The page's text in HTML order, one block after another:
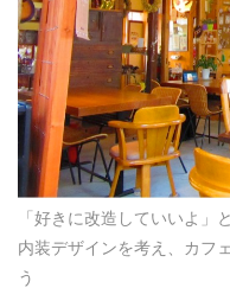
「好きに改造していいよ」
内装デザインを考え、カフ
う